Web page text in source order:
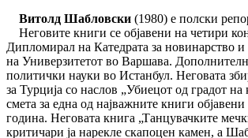
Витолд Шабловски (1980) е полски
Неговите книги се објавени на четири
Дипломирал на Катедрата за новинарство
на Универзитетот во Варшава.
политички науки во Истанбул. Неговата
за Турција со наслов „Убиецот од градот на
смета за една од најважните книги
година. Неговата книга „Танцувачките
критичари ја нарекле скапоцен камен, а